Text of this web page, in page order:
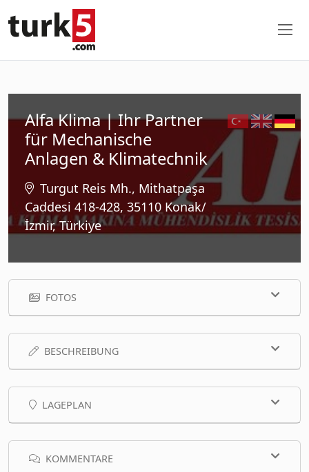
Alfa Klima | Ihr Partner
für Mechanische
Anlagen & Klimatechnik
Turgut Reis Mh., Mithatpaşa
Caddesi 418-428, 35110 Konak/
İzmir, Türkiye
FOTOS
BESCHREIBUNG
LAGEPLAN
KOMMENTARE